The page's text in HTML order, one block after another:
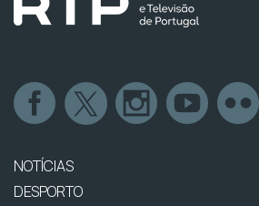
NOTÍCIAS
DESPORTO